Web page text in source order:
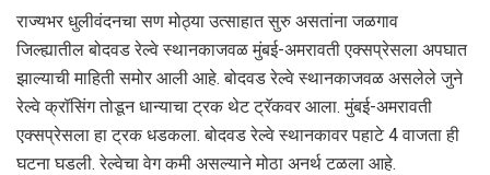
राज्यभर धुलीवंदनचा सण मोठ्या उत्साहात सुरु असतांना जळगाव
जिल्ह्यातील बोदवड रेल्वे स्थानकाजवळ मुंबई-अमरावती एक्सप्रेसला अपघात
झाल्याची माहिती समोर आली आहे. बोदवड रेल्वे स्थानकाजवळ असलेले जुने
रेल्वे क्रॉसिंग तोडून धान्याचा ट्रक थेट ट्रॅकवर आला. मुंबई-अमरावती
एक्सप्रेसला हा ट्रक धडकला. बोदवड रेल्वे स्थानकावर पहाटे 4 वाजता ही
घटना घडली. रेल्वेचा वेग कमी असल्याने मोठा अनर्थ टळला आहे.